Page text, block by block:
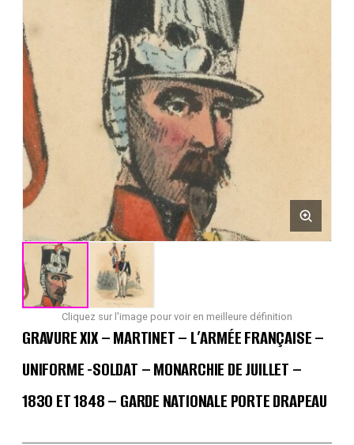
Cliquez sur l'image pour voir en meilleure définition
GRAVURE XIX – MARTINET – L’ARMÉE FRANÇAISE –
UNIFORME -SOLDAT – MONARCHIE DE JUILLET –
1830 ET 1848 – GARDE NATIONALE PORTE DRAPEAU